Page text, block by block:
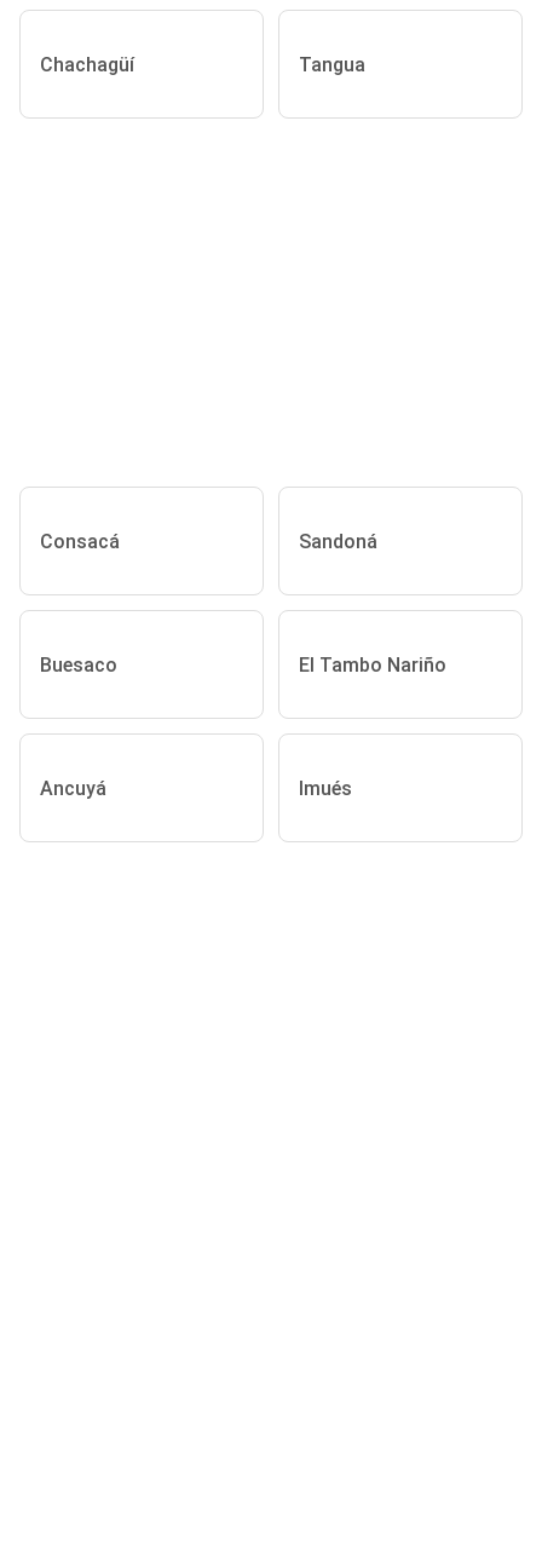
Chachagüí Tangua
Consacá Sandoná
Buesaco El Tambo Nariño
Ancuyá Imués